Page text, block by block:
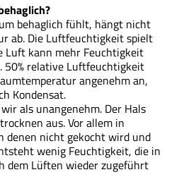
behaglich fühlt, hängt nicht
ab. Die Luftfeuchtigkeit spielt
Luft kann mehr Feuchtigkeit
relative Luftfeuchtigkeit
angenehm an,
Kondensat.
als unangenehm. Der Hals
aus. Vor allem in
denen nicht gekocht wird und
wenig Feuchtigkeit, die in
dem Lüften wieder zugeführt